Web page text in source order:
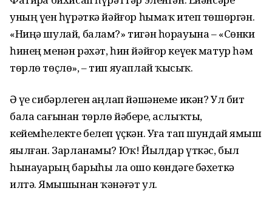
уның үҙен һүрәткә йәйғор һымаҡ итеп төшөргән.
«Ниңә шулай, балам?» тигән һорауына – «Сөнки
һинең менән рәхәт, һин йәйғор кеүек матур һәм
төрлө төҫлө», – тип яуаплай ҡыҙсыҡ.
Ә үҙе сибәрлеген аңлап йәшәнеме икән? Ул бит
бала сағынан төрлө йәберҙе, аслыҡты,
кейемһеҙлекте белеп үҫкән. Уға тап шундай яҙмыш
яҙылған. Зарланамы? Юҡ! Йылдар үткәс, был
һынауҙарҙың барыһы ла ошо көндәге бәхеткә
илтә. Яҙмышынан ҡәнәғәт ул.